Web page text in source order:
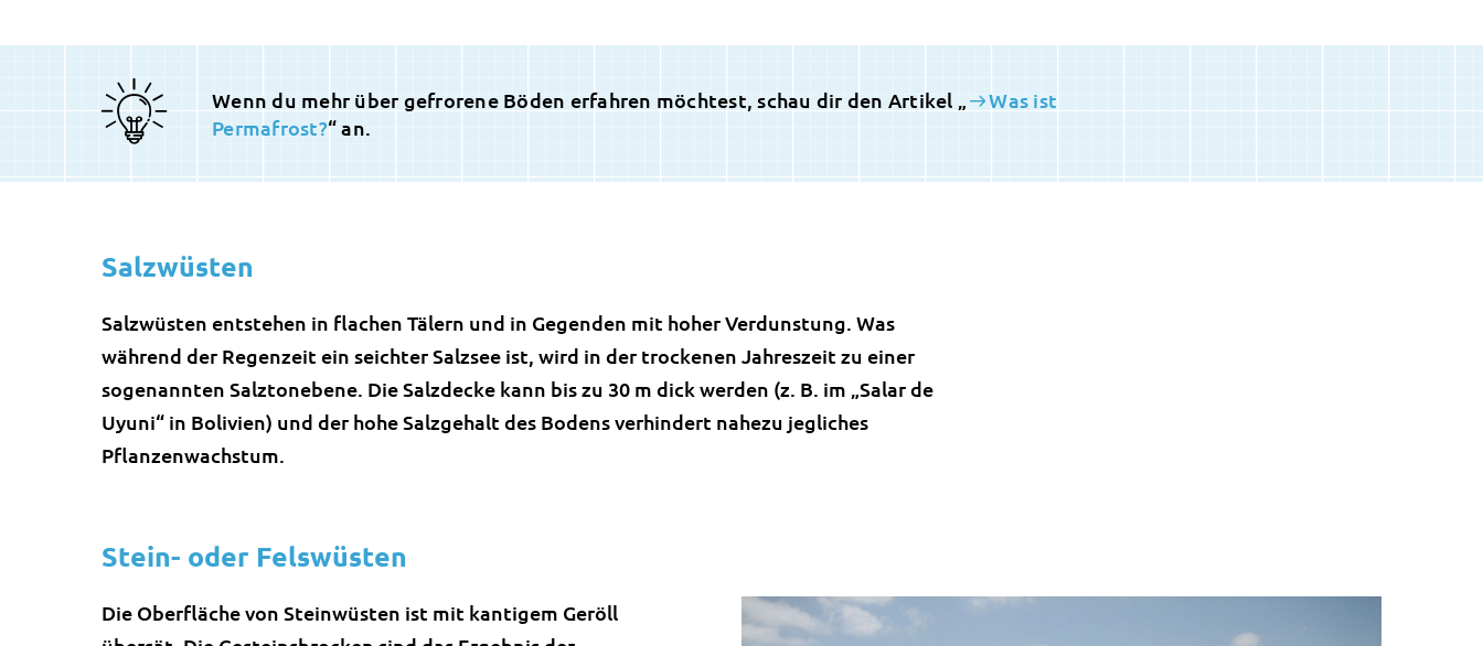
Wenn du mehr über gefrorene Böden erfahren möchtest, schau dir den Artikel „
Was ist
Permafrost?“ an.
Salzwüsten
Salzwüsten entstehen in flachen Tälern und in Gegenden mit hoher Verdunstung. Was
während der Regenzeit ein seichter Salzsee ist, wird in der trockenen Jahreszeit zu einer
sogenannten Salztonebene. Die Salzdecke kann bis zu 30 m dick werden (z. B. im „Salar de
Uyuni“ in Bolivien) und der hohe Salzgehalt des Bodens verhindert nahezu jegliches
Pflanzenwachstum.
Stein- oder Felswüsten
Die Oberfläche von Steinwüsten ist mit kantigem Geröll